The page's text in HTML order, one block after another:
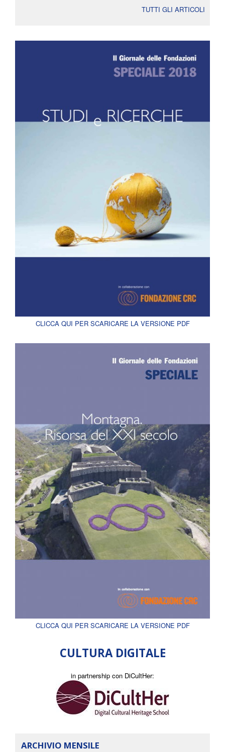
TUTTI GLI ARTICOLI
CLICCA QUI PER SCARICARE LA VERSIONE PDF
CLICCA QUI PER SCARICARE LA VERSIONE PDF
CULTURA DIGITALE
in partnership con DiCultHer:
ARCHIVIO MENSILE